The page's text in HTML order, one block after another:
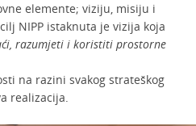
elemente; viziju, misiju i
NIPP istaknuta je vizija koja
razumjeti i koristiti prostorne
na razini svakog strateškog
realizacija.